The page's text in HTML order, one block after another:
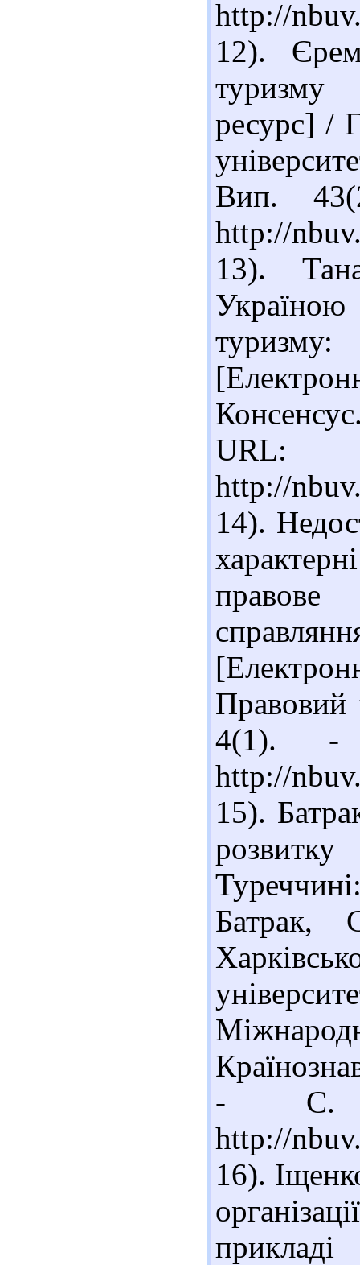
http://
12).
туризму
ресурс] /
Вип.
http://
13).
URL:
http://
14).
4(1). -
http://
15).
- С.
http://
16).